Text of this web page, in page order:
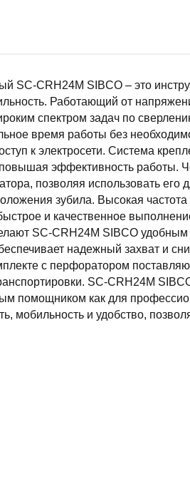
SC-CRH24M SIBCO – это
Работающий от
спектром задач по
время работы без
к электросети. Система
повышая эффективность
позволяя использовать его
зубила. Высокая
и качественное
SC-CRH24M SIBCO
надежный захват и
с перфоратором
SC-CRH24M
помощником как для
мобильность и удобство,